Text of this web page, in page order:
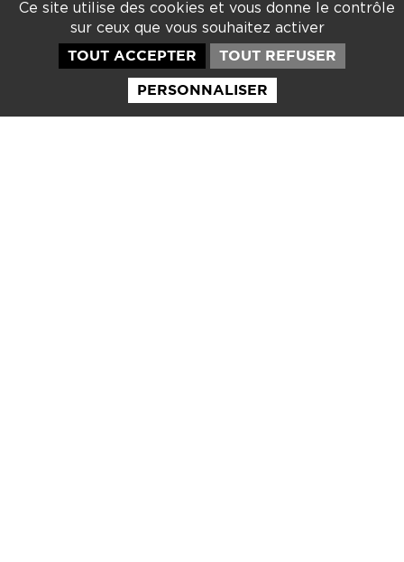
Ce site utilise des cookies et vous donne le contrôle
sur ceux que vous souhaitez activer
TOUT ACCEPTER TOUT REFUSER
PERSONNALISER